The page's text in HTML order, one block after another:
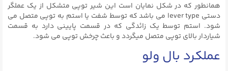
همانطور که در شکل نمایان است این شیر توپی متشکل از یک عملگر
دستی lever type می باشد که توسط شفت یا استم به توپی متصل می
شود. استم توسط یک زائدگی که در قسمت پایینی دارد به قسمت
شیاردار بالای توپی متصل میگردد و باعث چرخش توپی می شود.
عملکرد بال ولو